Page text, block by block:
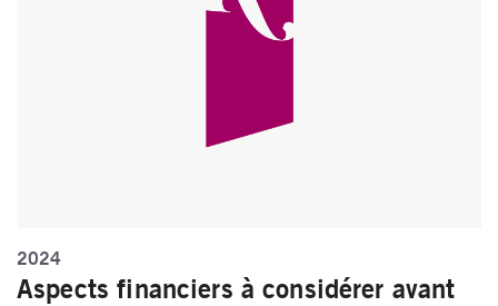
2024
Aspects financiers à considérer avant